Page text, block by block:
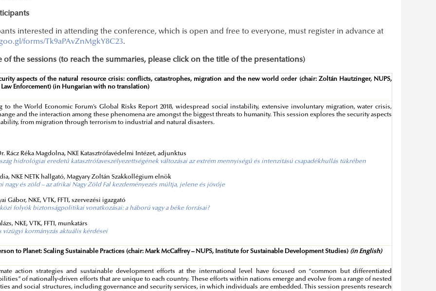
interested in attending the conference, which is open and free to everyone, must register in advance at
forms/Tk9aPAvZnMgkY8C23.
of the sessions (to reach the summaries, please click on the title of the presentations)
aspects of the natural resource crisis: conflicts, catastrophes, migration and the new world order (chair: Zoltán Hautzinger, NUPS,
Law Enforcement) (in Hungarian with no translation)
to the World Economic Forum’s Global Risks Report 2018, widespread social instability, extensive involuntary migration, water crisis,
and the interaction among these phenomena are amongst the biggest threats to humanity. This session explores the security aspects
from migration through terrorism to industrial and natural disasters.
Rácz Réka Magdolna, NKE Katasztrófavédelmi Intézet, adjunktus
hidrológiai eredetű katasztrófaveszélyezettségének változásai az extrém mennyiségű és intenzitású csapadékhullás tükrében
NKE NETK hallgató, Magyary Zoltán Szakkollégium elnök
nagy és zöld – az afrikai Nagy Zöld Fal kezdeményezés múltja, jelene és jövője
Gábor, NKE, VTK, FFTI, szervezési igazgató
folyók biztonságpolitikai vonatkozásai: a háború vagy a béke forrásai?
NKE, VTK, FFTI, munkatárs
vízügyi kormányzás aktuális kérdései
to Planet: Scaling Sustainable Practices (chair: Mark McCaffrey – NUPS, Institute for Sustainable Development Studies) (in English)
action strategies and sustainable development efforts at the international level have focused on “common but differentiated
of nationally-driven efforts that are unique to each country. These efforts within nations emerge and evolve from a range of nested
and social structures, including governance and security services, in which individuals are embedded. This session presents research